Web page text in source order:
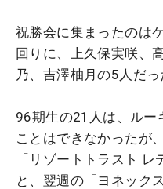
祝勝会に集まったのは
回りに、上久保実咲、
乃、吉澤柚月の5人だっ
96期生の21人は、ルー
ことはできなかったが
「リゾートトラスト
と、翌週の「ヨネック